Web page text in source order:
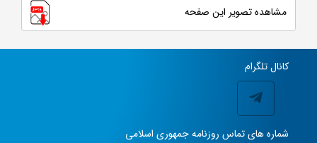
مشاهده تصویر این صفحه
کانال تلگرام
شماره های تماس روزنامه جمهوری اسلامی